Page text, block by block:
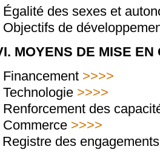
des sexes et
Objectifs de
MOYENS DE MISE EN
Financement >>>>
Technologie >>>>
Renforcement des
Commerce >>>>
Registre des